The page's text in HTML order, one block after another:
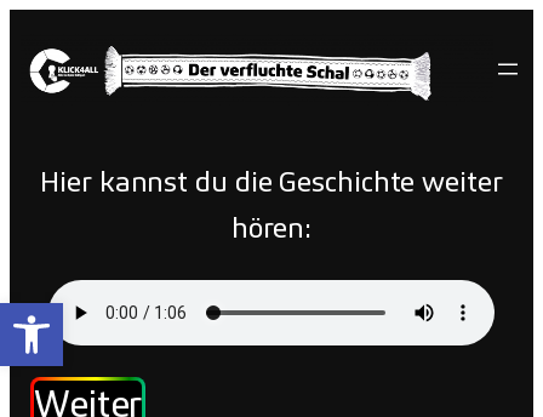
Open toolbar
Inhalt
Hier kannst du die Geschichte weiter
hören:
Weiter